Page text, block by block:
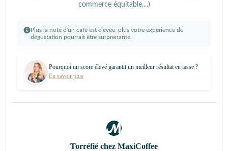
commerce équitable,...)
Plus la note d'un café est élevée, plus votre expérience de
dégustation pourrait être surprenante.
Pourquoi un score élevé garantit un meilleur résultat en tasse ?
En savoir plus
Torréfié chez MaxiCoffee